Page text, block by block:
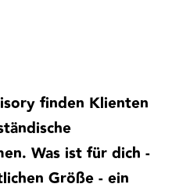
finden Klienten
Was ist für dich -
Größe - ein